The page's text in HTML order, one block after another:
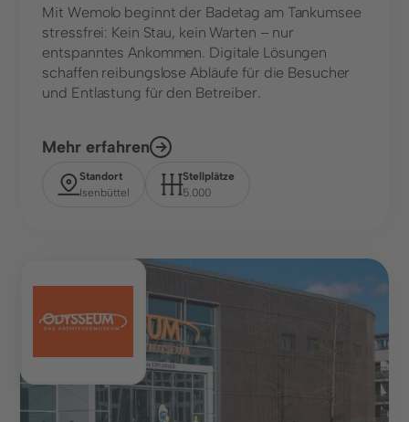
Mit Wemolo beginnt der Badetag am Tankumsee
stressfrei: Kein Stau, kein Warten – nur
entspanntes Ankommen. Digitale Lösungen
schaffen reibungslose Abläufe für die Besucher
und Entlastung für den Betreiber.
Mehr erfahren
Standort
Isenbüttel
Stellplätze
5.000